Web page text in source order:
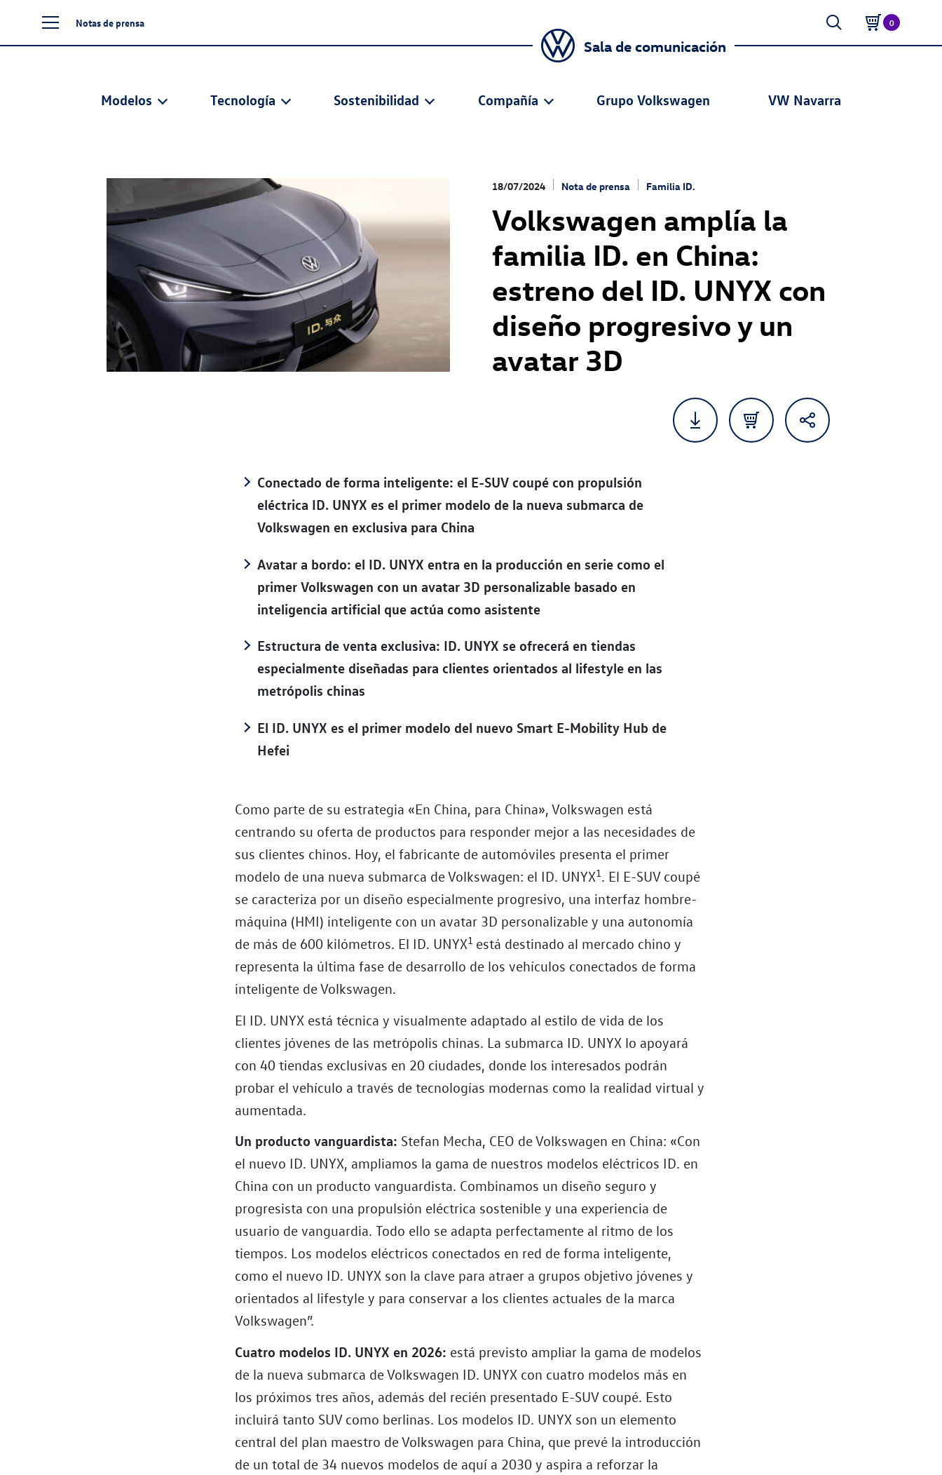
Notas de prensa 0
Sala de comunicación
Modelos Tecnología Sostenibilidad Compañía Grupo Volkswagen VW Navarra
18/07/2024 Nota de prensa Familia ID.
Volkswagen amplía la
familia ID. en China:
estreno del ID. UNYX con
diseño progresivo y un
avatar 3D
Conectado de forma inteligente: el E-SUV coupé con propulsión
eléctrica ID. UNYX es el primer modelo de la nueva submarca de
Volkswagen en exclusiva para China
Avatar a bordo: el ID. UNYX entra en la producción en serie como el
primer Volkswagen con un avatar 3D personalizable basado en
inteligencia artificial que actúa como asistente
Estructura de venta exclusiva: ID. UNYX se ofrecerá en tiendas
especialmente diseñadas para clientes orientados al lifestyle en las
metrópolis chinas
El ID. UNYX es el primer modelo del nuevo Smart E-Mobility Hub de
Hefei
Como parte de su estrategia «En China, para China», Volkswagen está
centrando su oferta de productos para responder mejor a las necesidades de
sus clientes chinos. Hoy, el fabricante de automóviles presenta el primer
modelo de una nueva submarca de Volkswagen: el ID. UNYX1 . El E-SUV coupé
se caracteriza por un diseño especialmente progresivo, una interfaz hombre-
máquina (HMI) inteligente con un avatar 3D personalizable y una autonomía
de más de 600 kilómetros. El ID. UNYX1 está destinado al mercado chino y
representa la última fase de desarrollo de los vehículos conectados de forma
inteligente de Volkswagen.
El ID. UNYX está técnica y visualmente adaptado al estilo de vida de los
clientes jóvenes de las metrópolis chinas. La submarca ID. UNYX lo apoyará
con 40 tiendas exclusivas en 20 ciudades, donde los interesados podrán
probar el vehículo a través de tecnologías modernas como la realidad virtual y
aumentada.
Un producto vanguardista: Stefan Mecha, CEO de Volkswagen en China: «Con
el nuevo ID. UNYX, ampliamos la gama de nuestros modelos eléctricos ID. en
China con un producto vanguardista. Combinamos un diseño seguro y
progresista con una propulsión eléctrica sostenible y una experiencia de
usuario de vanguardia. Todo ello se adapta perfectamente al ritmo de los
tiempos. Los modelos eléctricos conectados en red de forma inteligente,
como el nuevo ID. UNYX son la clave para atraer a grupos objetivo jóvenes y
orientados al lifestyle y para conservar a los clientes actuales de la marca
Volkswagen”.
Cuatro modelos ID. UNYX en 2026: está previsto ampliar la gama de modelos
de la nueva submarca de Volkswagen ID. UNYX con cuatro modelos más en
los próximos tres años, además del recién presentado E-SUV coupé. Esto
incluirá tanto SUV como berlinas. Los modelos ID. UNYX son un elemento
central del plan maestro de Volkswagen para China, que prevé la introducción
de un total de 34 nuevos modelos de aquí a 2030 y aspira a reforzar la